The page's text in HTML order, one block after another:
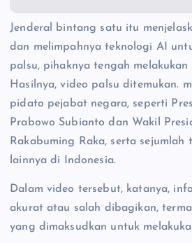
Jenderal bintang satu itu
dan melimpahnya teknologi AI
palsu, pihaknya tengah
Hasilnya, video palsu ditemukan.
pidato pejabat negara, seperti
Prabowo Subianto dan Wakil
Rakabuming Raka, serta sejumlah
lainnya di Indonesia.
Dalam video tersebut, katanya,
akurat atau salah dibagikan,
yang dimaksudkan untuk